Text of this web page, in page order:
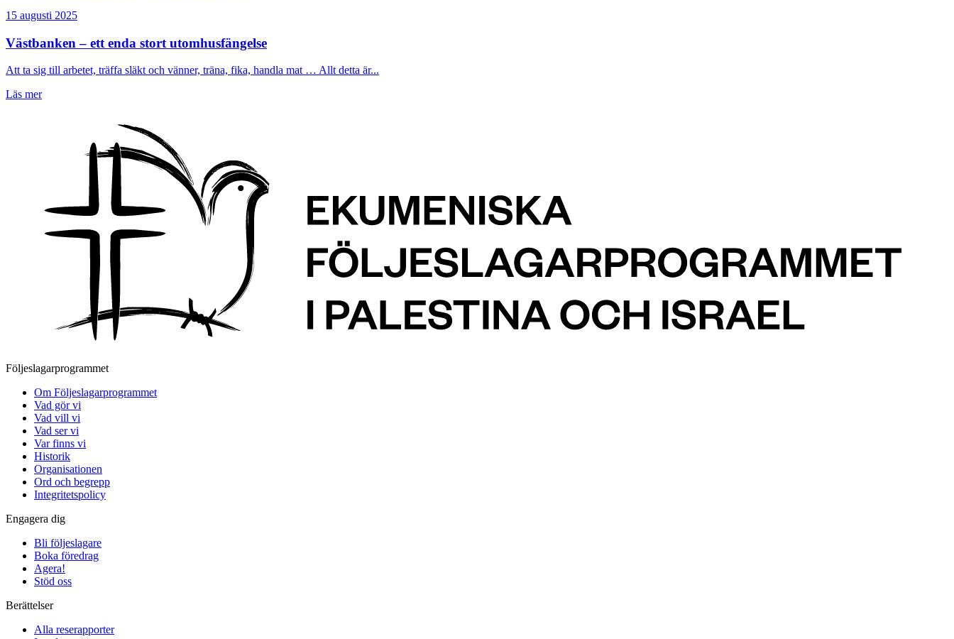
15 augusti 2025
Västbanken – ett enda stort utomhusfängelse
Att ta sig till arbetet, träffa släkt och vänner, träna, fika, handla mat … Allt detta är...
Läs mer
Följeslagarprogrammet
Om Följeslagarprogrammet
Vad gör vi
Vad vill vi
Vad ser vi
Var finns vi
Historik
Organisationen
Ord och begrepp
Integritetspolicy
Engagera dig
Bli följeslagare
Boka föredrag
Agera!
Stöd oss
Berättelser
Alla reserapporter